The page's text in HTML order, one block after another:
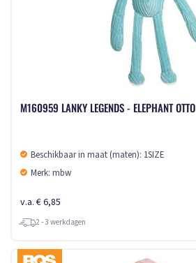
M160959 LANKY LEGENDS - ELEPHANT OTTO
Beschikbaar in maat (maten): 1SIZE
Merk: mbw
v.a. € 6,85
2 - 3 werkdagen